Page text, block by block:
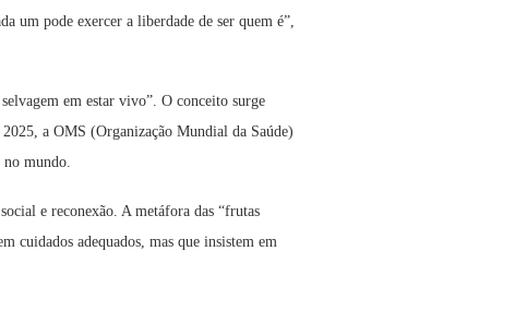
um pode exercer a liberdade de ser quem é”,
em estar vivo”. O conceito surge
a OMS (Organização Mundial da Saúde)
mundo.
e reconexão. A metáfora das “frutas
cuidados adequados, mas que insistem em